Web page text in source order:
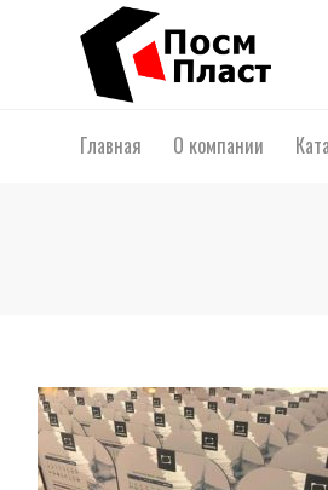
Главная О компании